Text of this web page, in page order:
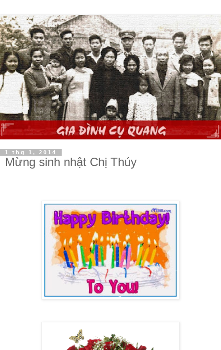
1 thg 1, 2014
Mừng sinh nhật Chị Thúy